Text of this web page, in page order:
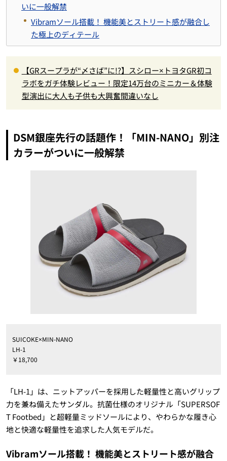
いに一般解禁
Vibramソール搭載！ 機能美とストリート感が融合し
た極上のディテール
【GRスープラが“〆さば”に!?】スシロー×トヨタGR初コ
ラボをガチ体験レビュー！限定14万台のミニカー＆体験
型演出に大人も子供も大興奮間違いなし
DSM銀座先行の話題作！「MIN-NANO」別注
カラーがついに一般解禁
SUICOKE×MIN-NANO
LH-1
￥18,700
「LH-1」は、ニットアッパーを採用した軽量性と高いグリップ
力を兼ね備えたサンダル。抗菌仕様のオリジナル「SUPERSOF
T Footbed」と超軽量ミッドソールにより、やわらかな履き心
地と快適な軽量性を追求した人気モデルだ。
Vibramソール搭載！ 機能美とストリート感が融合